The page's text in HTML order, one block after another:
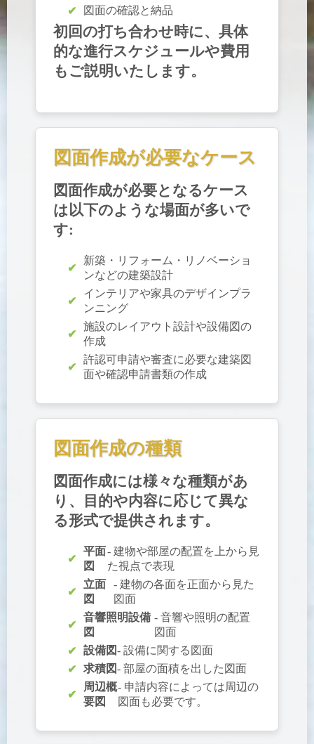
図面の確認と納品
初回の打ち合わせ時に、具体
的な進行スケジュールや費用
もご説明いたします。
図面作成が必要なケース
図面作成が必要となるケース
は以下のような場面が多いで
す:
新築・リフォーム・リノベーショ
ンなどの建築設計
インテリアや家具のデザインプラ
ンニング
施設のレイアウト設計や設備図の
作成
許認可申請や審査に必要な建築図
面や確認申請書類の作成
図面作成の種類
図面作成には様々な種類があ
り、目的や内容に応じて異な
る形式で提供されます。
平面
図
- 建物や部屋の配置を上から見
た視点で表現
立面
図
- 建物の各面を正面から見た
図面
音響照明設備
図
- 音響や照明の配置
図面
設備図- 設備に関する図面
求積図- 部屋の面積を出した図面
周辺概
要図
- 申請内容によっては周辺の
図面も必要です。